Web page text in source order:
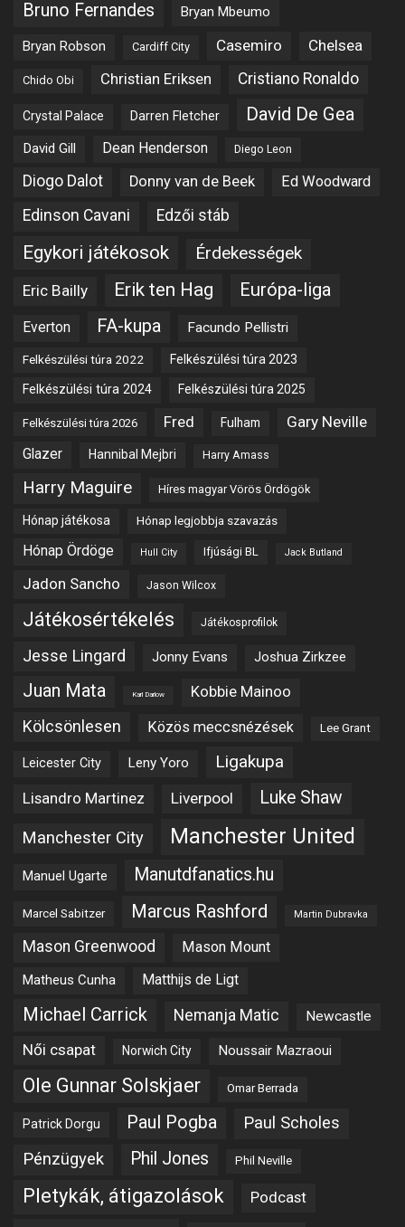
Bruno Fernandes Bryan Mbeumo
Bryan Robson Cardiff City Casemiro Chelsea
Chido Obi Christian Eriksen Cristiano Ronaldo
Crystal Palace Darren Fletcher David De Gea
David Gill Dean Henderson Diego Leon
Diogo Dalot Donny van de Beek Ed Woodward
Edinson Cavani Edzői stáb
Egykori játékosok Érdekességek
Eric Bailly Erik ten Hag Európa-liga
Everton FA-kupa Facundo Pellistri
Felkészülési túra 2022 Felkészülési túra 2023
Felkészülési túra 2024 Felkészülési túra 2025
Felkészülési túra 2026 Fred Fulham Gary Neville
Glazer Hannibal Mejbri Harry Amass
Harry Maguire Híres magyar Vörös Ördögök
Hónap játékosa Hónap legjobbja szavazás
Hónap Ördöge Hull City Ifjúsági BL Jack Butland
Jadon Sancho Jason Wilcox
Játékosértékelés Játékosprofilok
Jesse Lingard Jonny Evans Joshua Zirkzee
Juan Mata Karl Darlow Kobbie Mainoo
Kölcsönlesen Közös meccsnézések Lee Grant
Leicester City Leny Yoro Ligakupa
Lisandro Martinez Liverpool Luke Shaw
Manchester City Manchester United
Manuel Ugarte Manutdfanatics.hu
Marcel Sabitzer Marcus Rashford Martin Dubravka
Mason Greenwood Mason Mount
Matheus Cunha Matthijs de Ligt
Michael Carrick Nemanja Matic Newcastle
Női csapat Norwich City Noussair Mazraoui
Ole Gunnar Solskjaer Omar Berrada
Patrick Dorgu Paul Pogba Paul Scholes
Pénzügyek Phil Jones Phil Neville
Pletykák, átigazolások Podcast